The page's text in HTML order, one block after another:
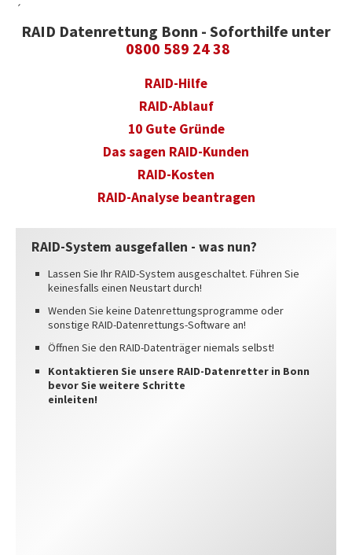
ABLAUF
RICHTIG VERPACKEN
STANDORTE
´
RAID Datenrettung Bonn - Soforthilfe unter
0800 589 24 38
RAID-Hilfe
RAID-Ablauf
10 Gute Gründe
Das sagen RAID-Kunden
RAID-Kosten
RAID-Analyse beantragen
RAID-System ausgefallen - was nun?
Lassen Sie Ihr RAID-System ausgeschaltet. Führen Sie
keinesfalls einen Neustart durch!
Wenden Sie keine Datenrettungsprogramme oder
sonstige RAID-Datenrettungs-Software an!
Öffnen Sie den RAID-Datenträger niemals selbst!
Kontaktieren Sie unsere RAID-Datenretter in Bonn
bevor Sie weitere Schritte
einleiten!